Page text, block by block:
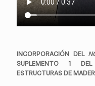
INCORPORACIÓN DEL
SUPLEMENTO 1
ESTRUCTURAS DE